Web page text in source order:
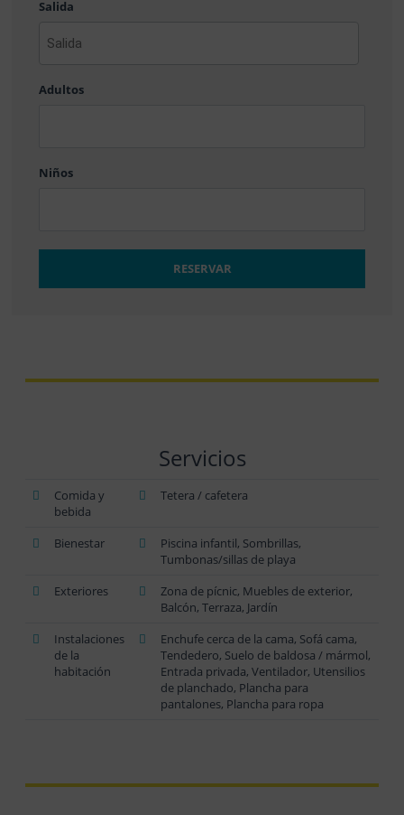
MM
DD
Salida
AAAA
MM
Adultos
Niños
RESERVAR
Servicios
Comida y
bebida
Tetera / cafetera
Bienestar
Piscina infantil, Sombrillas,
Tumbonas/sillas de playa
Exteriores
Zona de pícnic, Muebles de exterior,
Balcón, Terraza, Jardín
Instalaciones
de la
habitación
Enchufe cerca de la cama, Sofá cama,
Tendedero, Suelo de baldosa / mármol,
Entrada privada, Ventilador, Utensilios
de planchado, Plancha para
pantalones, Plancha para ropa